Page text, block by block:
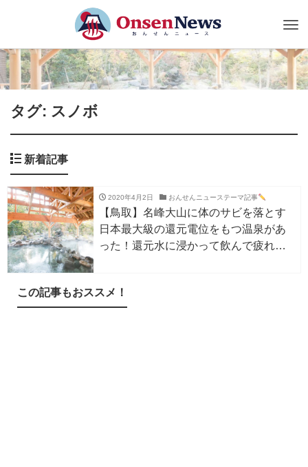
タグ: スノボ
新着記事
2020年4月2日 おんせんニューステーマ記事
【鳥取】名峰大山に体のサビを落とす
日本最大級の還元電位をもつ温泉があ
った！還元水に浸かって飲んで疲れと
この記事もおススメ！